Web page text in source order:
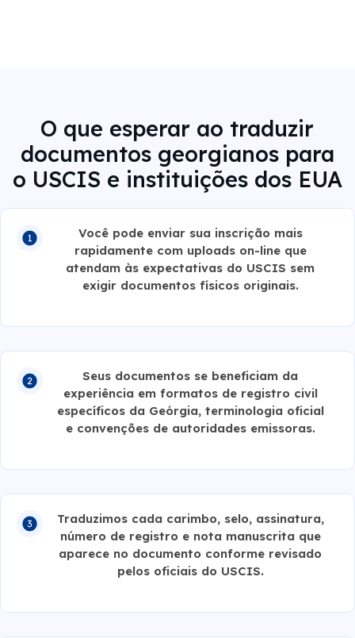
O que esperar ao traduzir
documentos georgianos para
o USCIS e instituições dos EUA
Você pode enviar sua inscrição mais
rapidamente com uploads on-line que
atendam às expectativas do USCIS sem
exigir documentos físicos originais.
Seus documentos se beneficiam da
experiência em formatos de registro civil
específicos da Geórgia, terminologia oficial
e convenções de autoridades emissoras.
Traduzimos cada carimbo, selo, assinatura,
número de registro e nota manuscrita que
aparece no documento conforme revisado
pelos oficiais do USCIS.